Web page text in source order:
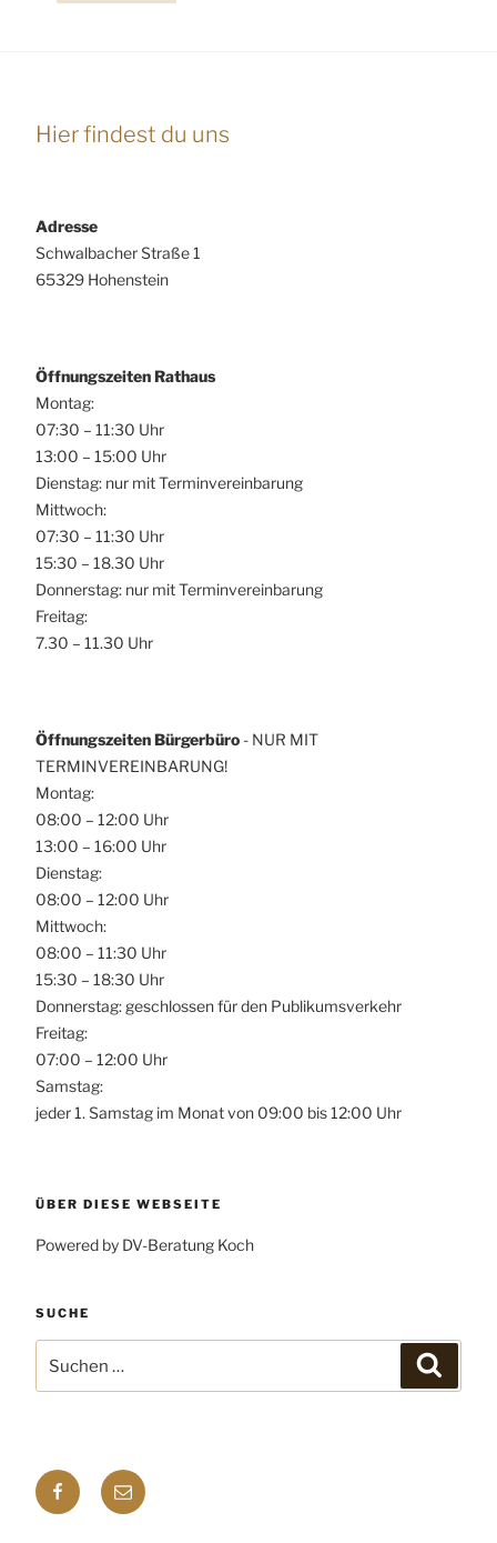
Hier findest du uns
Adresse
Schwalbacher Straße 1
65329 Hohenstein
Öffnungszeiten Rathaus
Montag:
07:30 – 11:30 Uhr
13:00 – 15:00 Uhr
Dienstag: nur mit Terminvereinbarung
Mittwoch:
07:30 – 11:30 Uhr
15:30 – 18.30 Uhr
Donnerstag: nur mit Terminvereinbarung
Freitag:
7.30 – 11.30 Uhr
Öffnungszeiten Bürgerbüro - NUR MIT
TERMINVEREINBARUNG!
Montag:
08:00 – 12:00 Uhr
13:00 – 16:00 Uhr
Dienstag:
08:00 – 12:00 Uhr
Mittwoch:
08:00 – 11:30 Uhr
15:30 – 18:30 Uhr
Donnerstag: geschlossen für den Publikumsverkehr
Freitag:
07:00 – 12:00 Uhr
Samstag:
jeder 1. Samstag im Monat von 09:00 bis 12:00 Uhr
ÜBER DIESE WEBSEITE
Powered by DV-Beratung Koch
SUCHE
nach:
Facebook
E-
mail